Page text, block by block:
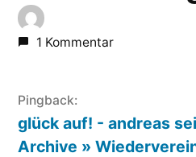
1 Kommentar
Pingback:
glück auf! - andreas
Archive »